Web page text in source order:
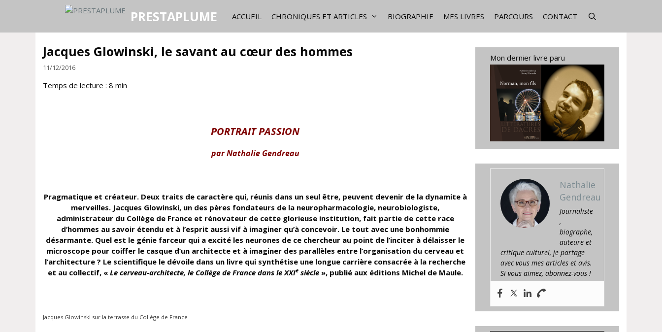
PRESTAPLUME ACCUEIL CHRONIQUES ET ARTICLES BIOGRAPHIE MES LIVRES PARCOURS CONTACT
Jacques Glowinski, le savant au cœur des hommes
11/12/2016
Temps de lecture : 8 min
PORTRAIT PASSION
par Nathalie Gendreau
Pragmatique et créateur. Deux traits de caractère qui, réunis dans un seul être, peuvent devenir de la dynamite à
merveilles. Jacques Glowinski, un des pères fondateurs de la neuropharmacologie, neurobiologiste,
administrateur du Collège de France et rénovateur de cette glorieuse institution, fait partie de cette race
d’hommes au savoir étendu et à l’esprit aussi vif à imaginer qu’à concevoir. Le tout avec une bonhommie
désarmante. Quel est le génie farceur qui a excité les neurones de ce chercheur au point de l’inciter à délaisser le
microscope pour coiffer le casque d’un architecte et à imaginer des parallèles entre l’organisation du cerveau et
l’architecture ? Le scientifique le dévoile dans un livre qui synthétise une longue carrière consacrée à la recherche
et au collectif, « Le cerveau-architecte, le Collège de France dans le XXIesiècle», publié aux éditions Michel de Maule.
Jacques Glowinski sur la terrasse du Collège de France
Mon dernier livre paru
Nathalie
Gendreau
Journaliste
,
biographe,
auteure et
critique culturel, je partage
avec vous mes articles et avis.
Si vous aimez, abonnez-vous !